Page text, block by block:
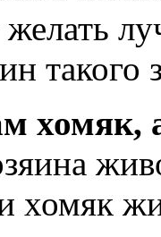
желать
такого
хомяк,
хомяк